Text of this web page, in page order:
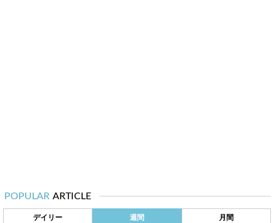
POPULAR ARTICLE
デイリー 週間 月間